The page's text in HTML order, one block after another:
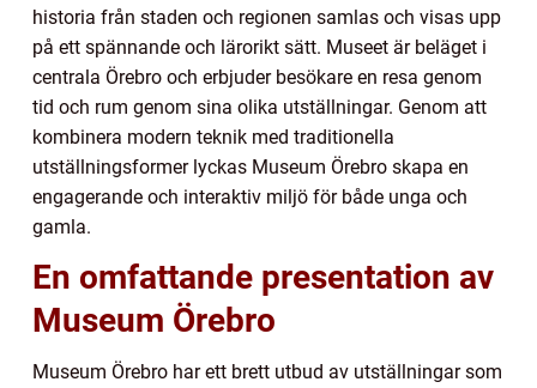
historia från staden och regionen samlas och visas upp
på ett spännande och lärorikt sätt. Museet är beläget i
centrala Örebro och erbjuder besökare en resa genom
tid och rum genom sina olika utställningar. Genom att
kombinera modern teknik med traditionella
utställningsformer lyckas Museum Örebro skapa en
engagerande och interaktiv miljö för både unga och
gamla.
En omfattande presentation av
Museum Örebro
Museum Örebro har ett brett utbud av utställningar som